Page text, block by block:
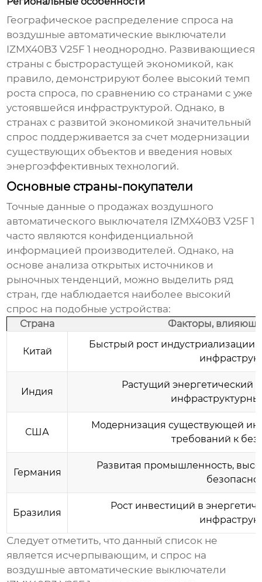
Географическое распределение спроса на
воздушные автоматические выключатели
IZMX40B3 V25F 1 неоднородно. Развивающиеся
страны с быстрорастущей экономикой, как
правило, демонстрируют более высокий темп
роста спроса, по сравнению со странами с уже
устоявшейся инфраструктурой. Однако, в
странах с развитой экономикой значительный
спрос поддерживается за счет модернизации
существующих объектов и введения новых
энергоэффективных технологий.
Основные страны-покупатели
Точные данные о продажах воздушного
автоматического выключателя IZMX40B3 V25F 1
часто являются конфиденциальной
информацией производителей. Однако, на
основе анализа открытых источников и
рыночных тенденций, можно выделить ряд
стран, где наблюдается наиболее высокий
спрос на подобные устройства:
Страна Факторы,
Китай
Быстрый рост индустриализации,
Индия
Растущий энергетический
США
Модернизация существующей
требований к
Германия
Развитая промышленность,
Бразилия
Рост инвестиций в
Следует отметить, что данный список не
является исчерпывающим, и спрос на
воздушные автоматические выключатели